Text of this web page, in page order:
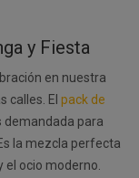
y Fiesta
en nuestra
calles. El pack de
demandada para
la mezcla perfecta
ocio moderno.